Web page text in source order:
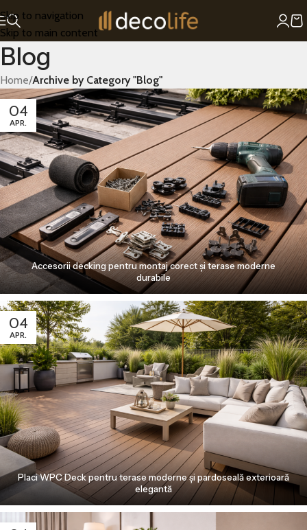
Skip to navigation
Skip to main content
Blog
Home/Archive by Category "Blog"
04
APR.
Accesorii decking pentru montaj corect și terase moderne
durabile
04
APR.
Placi WPC Deck pentru terase moderne și pardoseală exterioară
elegantă